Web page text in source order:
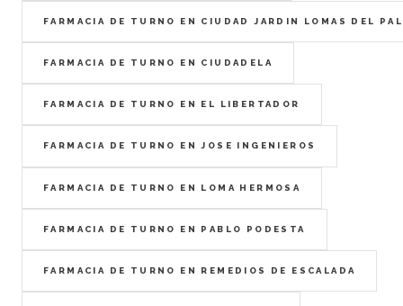
FARMACIA DE TURNO EN CIUDAD JARDIN LOMAS DEL
FARMACIA DE TURNO EN CIUDADELA
FARMACIA DE TURNO EN EL LIBERTADOR
FARMACIA DE TURNO EN JOSE INGENIEROS
FARMACIA DE TURNO EN LOMA HERMOSA
FARMACIA DE TURNO EN PABLO PODESTA
FARMACIA DE TURNO EN REMEDIOS DE ESCALADA